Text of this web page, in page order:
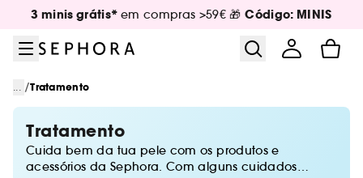
Ir para o menu
Ir para o conteúdo principal
Ir para o rodapé
3 minis grátis* em compras >59€ 🎁Código: MINIS
... /Tratamento
Tratamento
Cuida bem da tua pele com os produtos e
acessórios da Sephora. Com alguns cuidados